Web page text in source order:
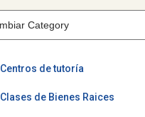
Centros de tutoría
Clases de Bienes Raices